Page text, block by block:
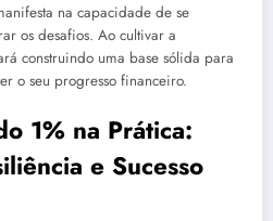
na capacidade de se
os desafios. Ao cultivar a
construindo uma base sólida para
o seu progresso financeiro.
1% na Prática:
e Sucesso